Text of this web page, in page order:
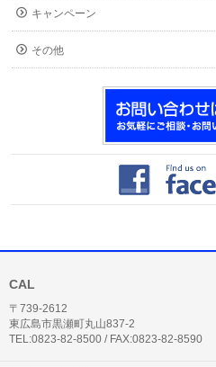
キャンペーン
その他
CAL
〒739-2612
東広島市黒瀬町丸山837-2
TEL:0823-82-8500 / FAX:0823-82-8590